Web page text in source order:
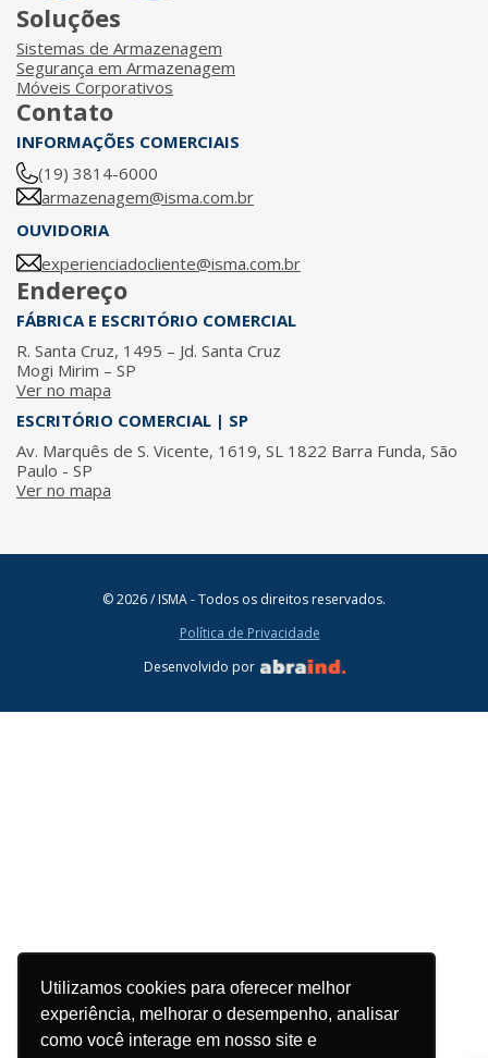
Utilizamos cookies para oferecer melhor
experiência, melhorar o desempenho, analisar
como você interage em nosso site e
Soluções
Sistemas de Armazenagem
Segurança em Armazenagem
Móveis Corporativos
Contato
INFORMAÇÕES COMERCIAIS
(19) 3814-6000
armazenagem@isma.com.br
OUVIDORIA
experienciadocliente@isma.com.br
Endereço
FÁBRICA E ESCRITÓRIO COMERCIAL
R. Santa Cruz, 1495 – Jd. Santa Cruz
Mogi Mirim – SP
Ver no mapa
ESCRITÓRIO COMERCIAL | SP
Av. Marquês de S. Vicente, 1619, SL 1822 Barra Funda, São
Paulo - SP
Ver no mapa
© 2026 / ISMA - Todos os direitos reservados.
Política de Privacidade
Desenvolvido por